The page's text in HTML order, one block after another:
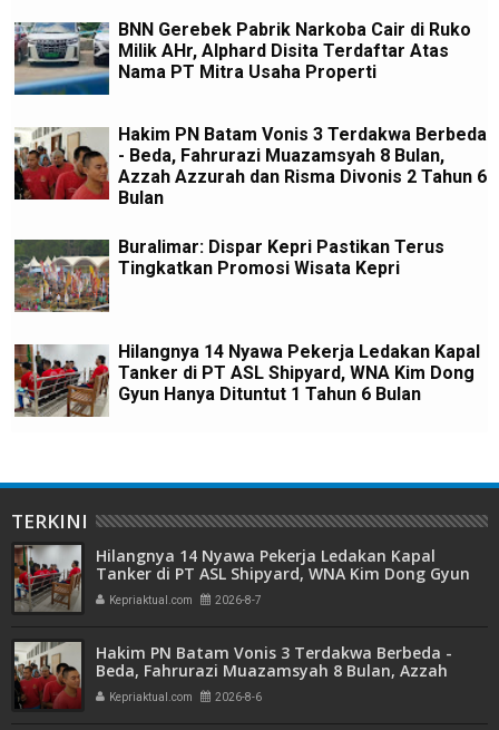
BNN Gerebek Pabrik Narkoba Cair di Ruko
Milik AHr, Alphard Disita Terdaftar Atas
Nama PT Mitra Usaha Properti
Hakim PN Batam Vonis 3 Terdakwa Berbeda
- Beda, Fahrurazi Muazamsyah 8 Bulan,
Azzah Azzurah dan Risma Divonis 2 Tahun 6
Bulan
Buralimar: Dispar Kepri Pastikan Terus
Tingkatkan Promosi Wisata Kepri
Hilangnya 14 Nyawa Pekerja Ledakan Kapal
Tanker di PT ASL Shipyard, WNA Kim Dong
Gyun Hanya Dituntut 1 Tahun 6 Bulan
TERKINI
Hilangnya 14 Nyawa Pekerja Ledakan Kapal
Tanker di PT ASL Shipyard, WNA Kim Dong Gyun
Hanya Dituntut 1 Tahun 6 Bulan
Kepriaktual.com 2026-8-7
Hakim PN Batam Vonis 3 Terdakwa Berbeda -
Beda, Fahrurazi Muazamsyah 8 Bulan, Azzah
Azzurah dan Risma Divonis 2 Tahun 6 Bulan
Kepriaktual.com 2026-8-6